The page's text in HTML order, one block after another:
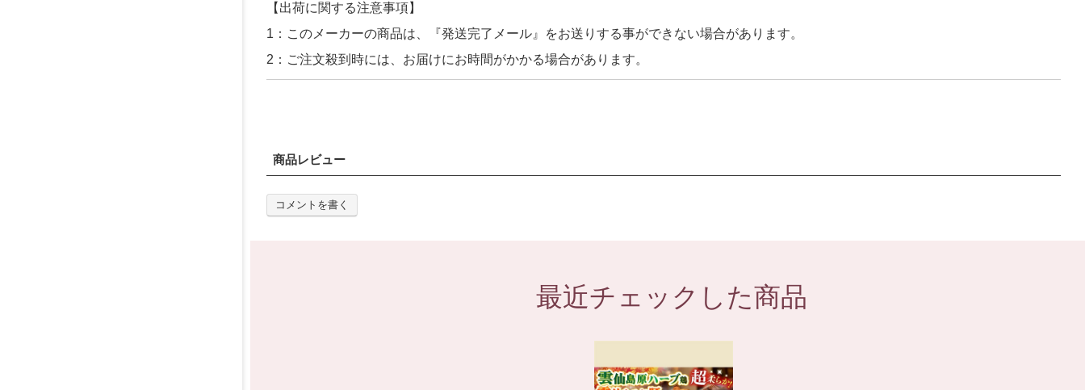
【出荷に関する注意事項】
1：このメーカーの商品は、『発送完了メール』をお送りする事ができない場合があります。
2：ご注文殺到時には、お届けにお時間がかかる場合があります。
商品レビュー
コメントを書く
最近チェックした商品